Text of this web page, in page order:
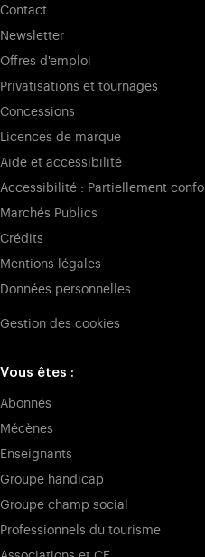
Contact
Newsletter
Offres d'emploi
Privatisations et tournages
Concessions
Licences de marque
Aide et accessibilité
Accessibilité : Partiellement
Marchés Publics
Crédits
Mentions légales
Données personnelles
Gestion des cookies
Vous êtes :
Abonnés
Mécènes
Enseignants
Groupe handicap
Groupe champ social
Professionnels du tourisme